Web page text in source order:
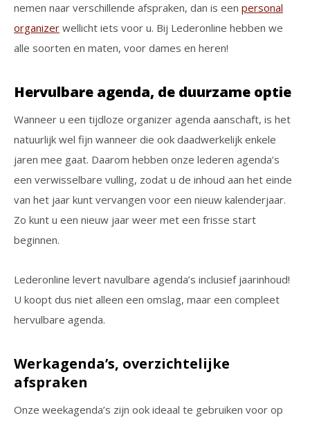
nemen naar verschillende afspraken, dan is een personal
organizer wellicht iets voor u. Bij Lederonline hebben we
alle soorten en maten, voor dames en heren!
Hervulbare agenda, de duurzame optie
Wanneer u een tijdloze organizer agenda aanschaft, is het
natuurlijk wel fijn wanneer die ook daadwerkelijk enkele
jaren mee gaat. Daarom hebben onze lederen agenda’s
een verwisselbare vulling, zodat u de inhoud aan het einde
van het jaar kunt vervangen voor een nieuw kalenderjaar.
Zo kunt u een nieuw jaar weer met een frisse start
beginnen.
Lederonline levert navulbare agenda’s inclusief jaarinhoud!
U koopt dus niet alleen een omslag, maar een compleet
hervulbare agenda.
Werkagenda’s, overzichtelijke
afspraken
Onze weekagenda’s zijn ook ideaal te gebruiken voor op